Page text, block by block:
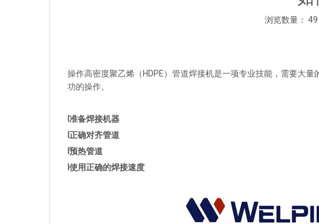
浏览数量： 49
["facebook","twitter","line","wechat","linkedin","pinterest","whatsapp"]
操作高密度聚乙烯（HDPE）管道焊接机是一项专业技能，需要大
功的操作。
l准备焊接机器
l正确对齐管道
l预热管道
l使用正确的焊接速度